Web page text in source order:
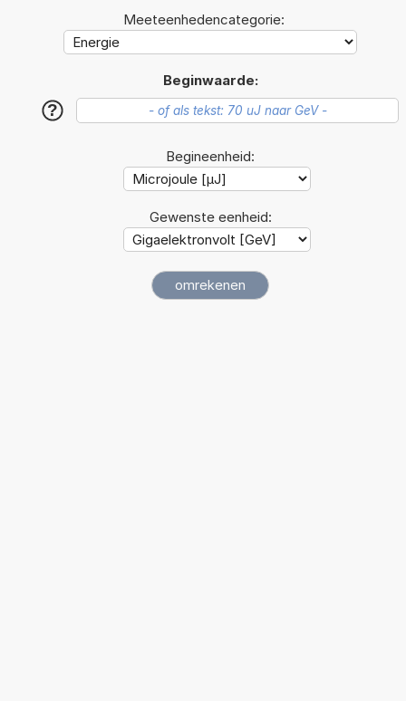
Meeteenhedencategorie:
Beginwaarde:
?
Begineenheid:
Gewenste eenheid: